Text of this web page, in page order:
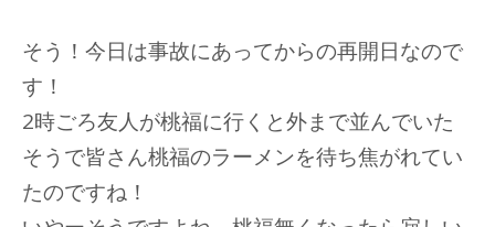
そう！今日は事故にあってからの再開日なので
す！
2時ごろ友人が桃福に行くと外まで並んでいた
そうで皆さん桃福のラーメンを待ち焦がれてい
たのですね！